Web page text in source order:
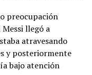
preocupación
llegó a
atravesando
y posteriormente
bajo atención